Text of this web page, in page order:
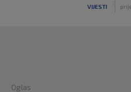
VIJESTI
Oglas